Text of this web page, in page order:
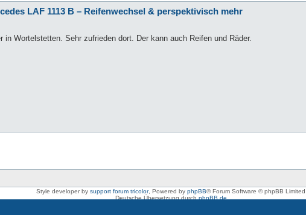
LAF 1113 B – Reifenwechsel & perspektivisch mehr
Wortelstetten. Sehr zufrieden dort. Der kann auch Reifen und Räder.
Style developer by support forum tricolor, Powered by phpBB® Forum Software © phpBB Limited
Deutsche Übersetzung durch phpBB.de